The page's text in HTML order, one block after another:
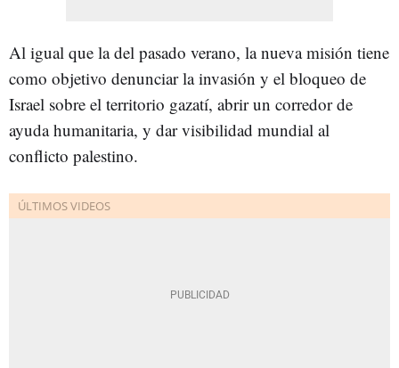
Al igual que la del pasado verano, la nueva misión tiene
como objetivo denunciar la invasión y el bloqueo de
Israel sobre el territorio gazatí, abrir un corredor de
ayuda humanitaria, y dar visibilidad mundial al
conflicto palestino.